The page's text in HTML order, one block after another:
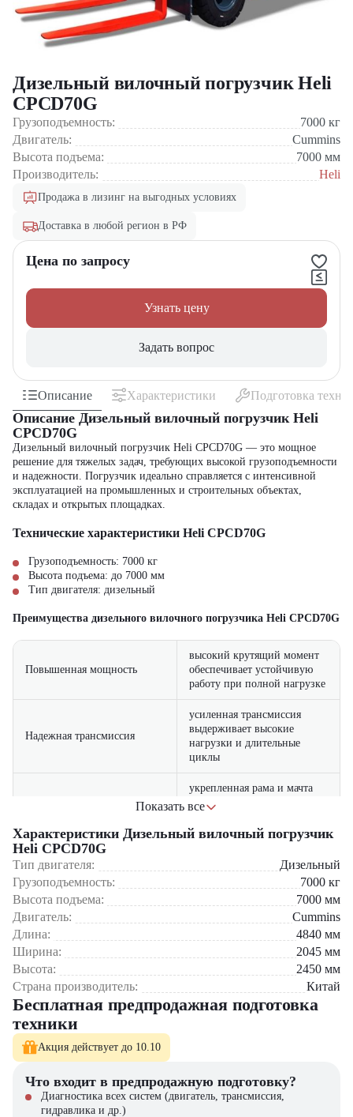
Дизельный вилочный погрузчик Heli
CPCD70G
Грузоподъемность: 7000 кг
Двигатель:
Cummins
Высота подъема:
7000 мм
Производитель:
Heli
Продажа в лизинг на выгодных условиях
Доставка в любой регион в РФ
Цена по запросу
Узнать цену
Задать вопрос
Описание Характеристики Подготовка
Описание Дизельный вилочный погрузчик Heli
CPCD70G
Дизельный вилочный погрузчик Heli CPCD70G — это мощное
решение для тяжелых задач, требующих высокой грузоподъемности
и надежности. Погрузчик идеально справляется с интенсивной
эксплуатацией на промышленных и строительных объектах,
складах и открытых площадках.
Технические характеристики Heli CPCD70G
Грузоподъемность: 7000 кг
Высота подъема: до 7000 мм
Тип двигателя: дизельный
Преимущества дизельного вилочного погрузчика Heli CPCD70G
Повышенная мощность
высокий крутящий момент
обеспечивает устойчивую
работу при полной нагрузке
Надежная трансмиссия
усиленная трансмиссия
выдерживает высокие
нагрузки и длительные
циклы
укрепленная рама и мачта
гарантируют долгий срок
Где применяется вилочный погрузчик Heli CPCD70G?
Промышленные предприятия
Строительные площадки
Порты и причальные зоны
Почему стоит выбрать Heli CPCD70G?
Надежность в условиях тяжелой эксплуатации
Высокая производительность при минимальных затратах
топлива
Простота в обслуживании и долговечность компонентов
Комфорт оператора — кабина адаптирована под длительную
работу
Купить дизельный вилочный погрузчик Heli CPCD70G в
компании "ЦТО"
Показать все
Характеристики Дизельный вилочный погрузчик
Heli CPCD70G
Тип двигателя:
Дизельный
Грузоподъемность:
7000 кг
Высота подъема:
7000 мм
Двигатель:
Cummins
Длина:
4840 мм
Ширина:
2045 мм
Высота:
2450 мм
Страна производитель:
Китай
Бесплатная предпродажная подготовка
техники
Акция действует до 10.10
Что входит в предпродажную подготовку?
Диагностика всех систем (двигатель, трансмиссия,
гидравлика и др.)